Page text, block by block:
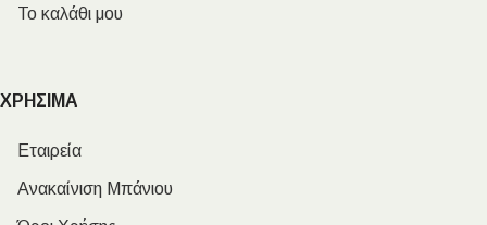
Το καλάθι μου
ΧΡΗΣΙΜΑ
Εταιρεία
Ανακαίνιση Μπάνιου